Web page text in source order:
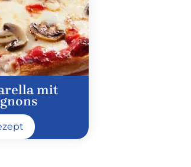
mit